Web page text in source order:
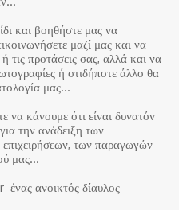
και βοηθήστε μας να
μαζί μας και να
τις προτάσεις σας, αλλά και να
ή οτιδήποτε άλλο θα
μας…
κάνουμε ότι είναι δυνατόν
την ανάδειξη των
των παραγωγών
μας…
ανοικτός δίαυλος